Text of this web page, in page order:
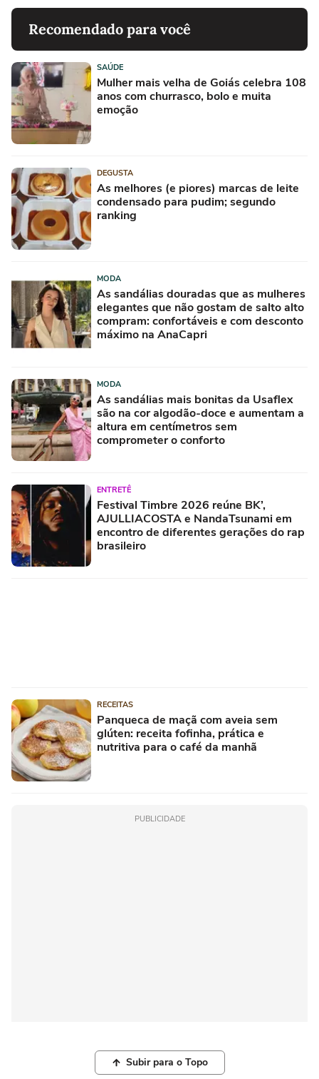
Recomendado para você
SAÚDE
Mulher mais velha de Goiás celebra 108
anos com churrasco, bolo e muita
emoção
DEGUSTA
As melhores (e piores) marcas de leite
condensado para pudim; segundo
ranking
MODA
As sandálias douradas que as mulheres
elegantes que não gostam de salto alto
compram: confortáveis e com desconto
máximo na AnaCapri
MODA
As sandálias mais bonitas da Usaflex
são na cor algodão-doce e aumentam a
altura em centímetros sem
comprometer o conforto
ENTRETÊ
Festival Timbre 2026 reúne BK’,
AJULLIACOSTA e NandaTsunami em
encontro de diferentes gerações do rap
brasileiro
RECEITAS
Panqueca de maçã com aveia sem
glúten: receita fofinha, prática e
nutritiva para o café da manhã
PUBLICIDADE
Subir para o Topo